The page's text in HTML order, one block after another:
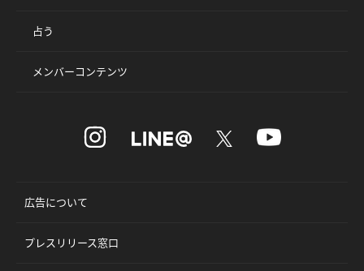
占う
メンバーコンテンツ
広告について
プレスリリース窓口